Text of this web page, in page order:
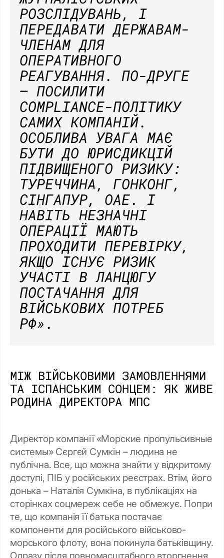
РОЗСЛІДУВАНЬ, І
ПЕРЕДАВАТИ ДЕРЖАВАМ-
ЧЛЕНАМ ДЛЯ
ОПЕРАТИВНОГО
РЕАГУВАННЯ. ПО-ДРУГЕ
– ПОСИЛИТИ
COMPLIANCE-ПОЛІТИКУ
САМИХ КОМПАНІЙ.
ОСОБЛИВА УВАГА МАЄ
БУТИ ДО ЮРИСДИКЦІЙ
ПІДВИЩЕНОГО РИЗИКУ:
ТУРЕЧЧИНА, ГОНКОНГ,
СІНГАПУР, ОАЕ. І
НАВІТЬ НЕЗНАЧНІ
ОПЕРАЦІЇ МАЮТЬ
ПРОХОДИТИ ПЕРЕВІРКУ,
ЯКЩО ІСНУЄ РИЗИК
УЧАСТІ В ЛАНЦЮГУ
ПОСТАЧАННЯ ДЛЯ
ВІЙСЬКОВИХ ПОТРЕБ
РФ».
МІЖ ВІЙСЬКОВИМИ ЗАМОВЛЕННЯМИ
ТА ІСПАНСЬКИМ СОНЦЕМ: ЯК ЖИВЕ
РОДИНА ДИРЕКТОРА МПС
Директор компанії «Морские пропульсивные
системы» Сєргєй Сумкін – людина не
публічна. Все, що можна знайти у відкритому
доступі, ПІБ у російських реєстрах. Втім, його
донька – Наталія Сумкіна, в публікаціях на
сторінках соцмереж себе не обмежує. Попри
те, що компанія її батька постачає
компоненти для російського військово-
морського флоту, вона покинула батьківщину.
Одразу після повномасштабного вторгнення